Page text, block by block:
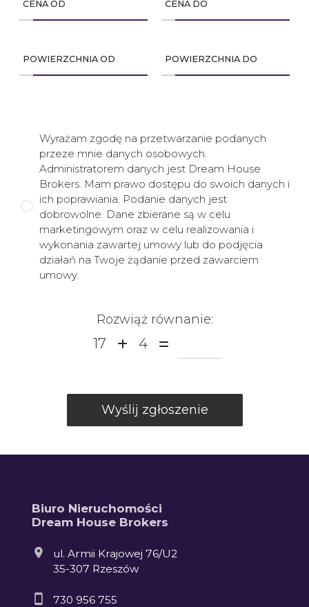
CENA OD CENA DO
POWIERZCHNIA OD POWIERZCHNIA DO
Wyrażam zgodę na przetwarzanie podanych
przeze mnie danych osobowych.
Administratorem danych jest Dream House
Brokers. Mam prawo dostępu do swoich danych i
ich poprawiania. Podanie danych jest
dobrowolne. Dane zbierane są w celu
marketingowym oraz w celu realizowania i
wykonania zawartej umowy lub do podjęcia
działań na Twoje żądanie przed zawarciem
umowy.
Rozwiąż równanie:
17 4
Biuro Nieruchomości
Dream House Brokers
ul. Armii Krajowej 76/U2
35-307 Rzeszów
730 956 755